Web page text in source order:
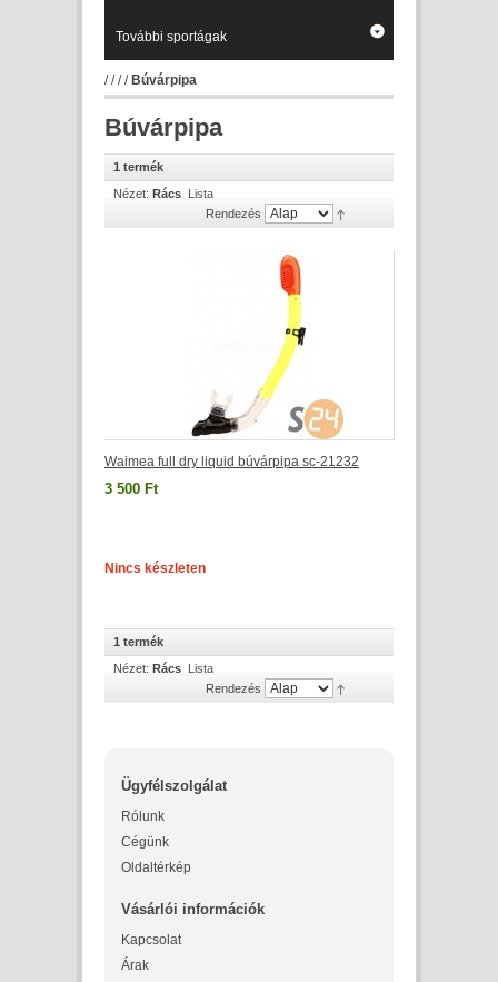
További sportágak
//// Búvárpipa
Búvárpipa
1 termék
Nézet: Rács Lista
Rendezés
Waimea full dry liquid búvárpipa sc-21232
3 500 Ft
Nincs készleten
1 termék
Nézet: Rács Lista
Rendezés
Ügyfélszolgálat
Rólunk
Cégünk
Oldaltérkép
Vásárlói információk
Kapcsolat
Árak